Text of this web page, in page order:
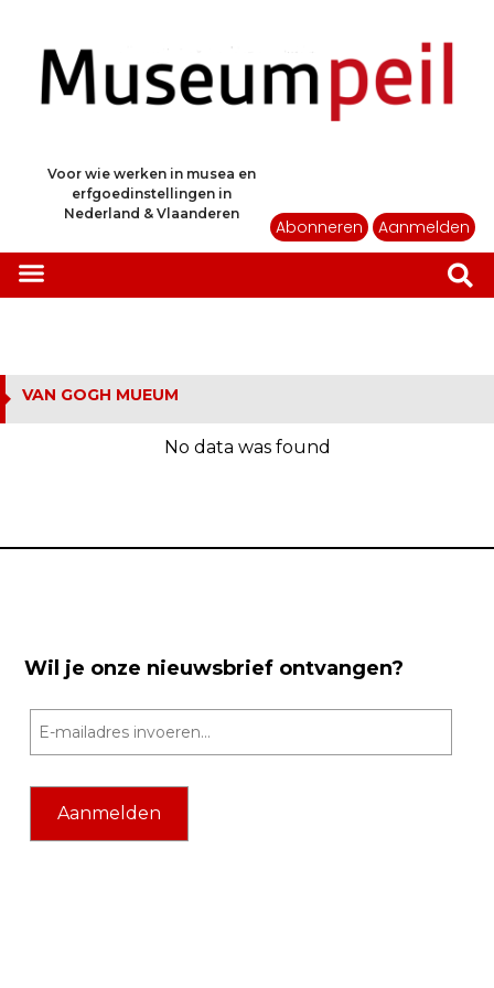
Voor wie werken in musea en
erfgoedinstellingen in
Nederland & Vlaanderen
Abonneren Aanmelden
VAN GOGH MUEUM
No data was found
Wil je onze nieuwsbrief ontvangen?